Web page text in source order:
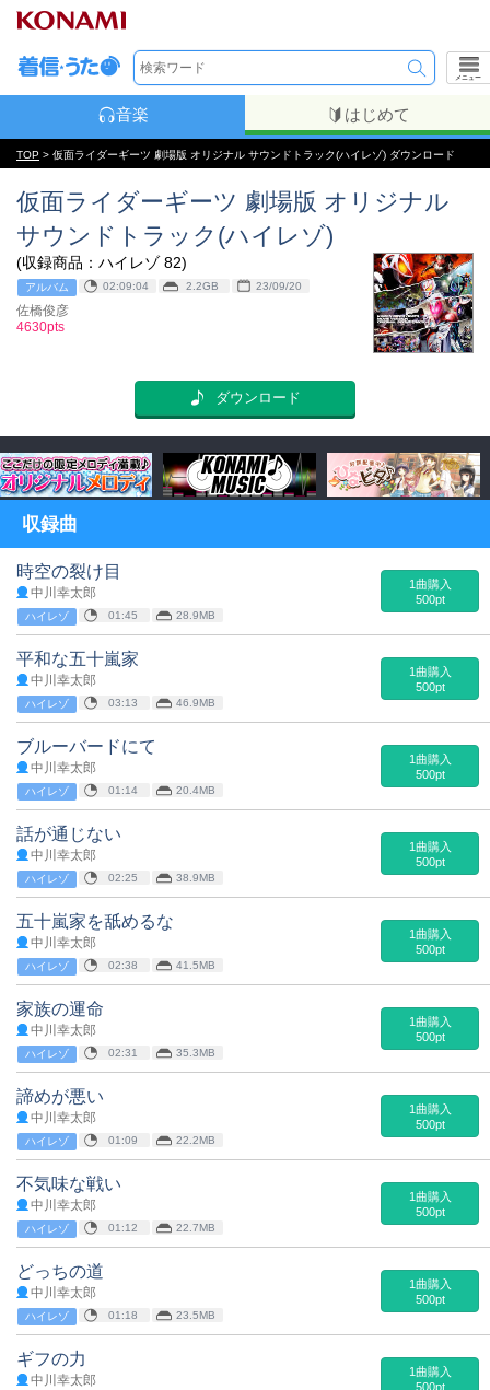
メニュー
音楽 はじめて
TOP > 仮面ライダーギーツ 劇場版 オリジナル サウンドトラック(ハイレゾ) ダウンロード
仮面ライダーギーツ 劇場版 オリジナル
サウンドトラック(ハイレゾ)
(収録商品：ハイレゾ 82)
アルバム 02:09:04 2.2GB 23/09/20
佐橋俊彦
4630pts
ダウンロード
収録曲
時空の裂け目
中川幸太郎
ハイレゾ 01:45 28.9MB
1曲購入
500pt
平和な五十嵐家
中川幸太郎
ハイレゾ 03:13 46.9MB
1曲購入
500pt
ブルーバードにて
中川幸太郎
ハイレゾ 01:14 20.4MB
1曲購入
500pt
話が通じない
中川幸太郎
ハイレゾ 02:25 38.9MB
1曲購入
500pt
五十嵐家を舐めるな
中川幸太郎
ハイレゾ 02:38 41.5MB
1曲購入
500pt
家族の運命
中川幸太郎
ハイレゾ 02:31 35.3MB
1曲購入
500pt
諦めが悪い
中川幸太郎
ハイレゾ 01:09 22.2MB
1曲購入
500pt
不気味な戦い
中川幸太郎
ハイレゾ 01:12 22.7MB
1曲購入
500pt
どっちの道
中川幸太郎
ハイレゾ 01:18 23.5MB
1曲購入
500pt
ギフの力
中川幸太郎
1曲購入
500pt